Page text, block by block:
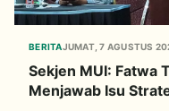
BERITAJUMAT, 7 AGUSTUS
Sekjen MUI: Fatwa
Menjawab Isu